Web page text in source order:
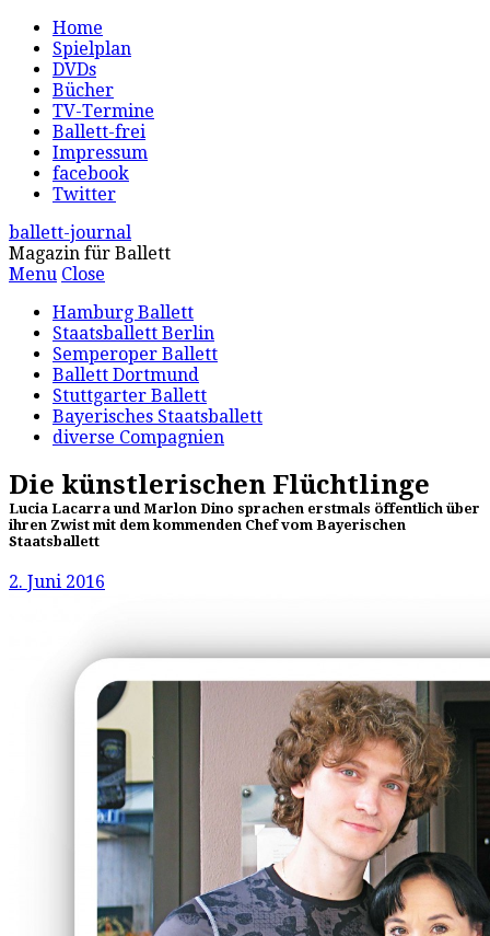
Home
Spielplan
DVDs
Bücher
TV-Termine
Ballett-frei
Impressum
facebook
Twitter
ballett-journal
Magazin für Ballett
Menu Close
Hamburg Ballett
Staatsballett Berlin
Semperoper Ballett
Ballett Dortmund
Stuttgarter Ballett
Bayerisches Staatsballett
diverse Compagnien
Die künstlerischen Flüchtlinge
Lucia Lacarra und Marlon Dino sprachen erstmals öffentlich über
ihren Zwist mit dem kommenden Chef vom Bayerischen
Staatsballett
2. Juni 2016